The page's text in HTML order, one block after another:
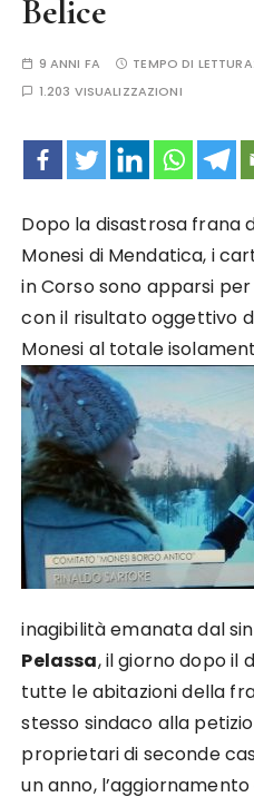
Belice
9 ANNI FA TEMPO DI
1.203 VISUALIZZAZIONI
Dopo la disastrosa frana
Monesi di Mendatica, i
in Corso sono apparsi
con il risultato oggettivo
Monesi al totale
inagibilità emanata dal
Pelassa, il giorno dopo il
tutte le abitazioni della
stesso sindaco alla
proprietari di seconde
un anno,